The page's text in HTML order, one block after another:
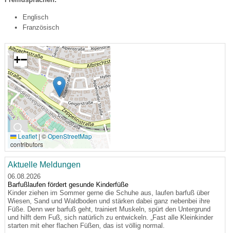
Englisch
Französisch
🔍
+−
Leaflet|©OpenStreetMap
contributors
Aktuelle Meldungen
06.08.2026
Barfußlaufen fördert gesunde Kinderfüße
Kinder ziehen im Sommer gerne die Schuhe aus, laufen barfuß über
Wiesen, Sand und Waldboden und stärken dabei ganz nebenbei ihre
Füße. Denn wer barfuß geht, trainiert Muskeln, spürt den Untergrund
und hilft dem Fuß, sich natürlich zu entwickeln. „Fast alle Kleinkinder
starten mit eher flachen Füßen, das ist völlig normal.